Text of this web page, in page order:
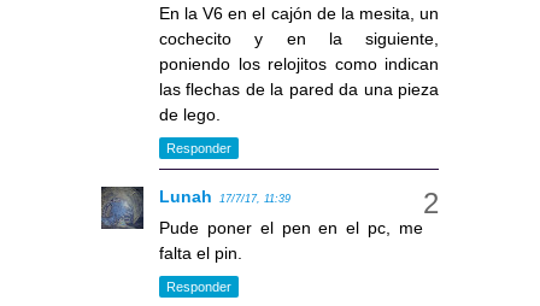
En la V6 en el cajón de la mesita, un
cochecito y en la siguiente,
poniendo los relojitos como indican
las flechas de la pared da una pieza
de lego.
Responder
Lunah 17/7/17, 11:39
Pude poner el pen en el pc, me
falta el pin.
Responder